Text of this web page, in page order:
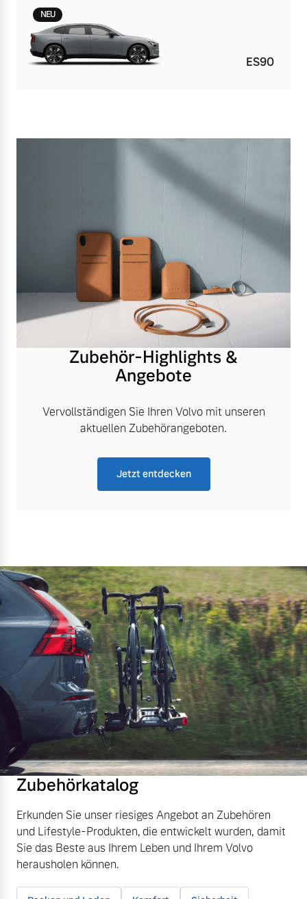
NEU
ES90
Zubehör-Highlights &
Angebote
Vervollständigen Sie Ihren Volvo mit unseren
aktuellen Zubehörangeboten.
Jetzt entdecken
Zubehörkatalog
Erkunden Sie unser riesiges Angebot an Zubehören
und Lifestyle-Produkten, die entwickelt wurden, damit
Sie das Beste aus Ihrem Leben und Ihrem Volvo
herausholen können.